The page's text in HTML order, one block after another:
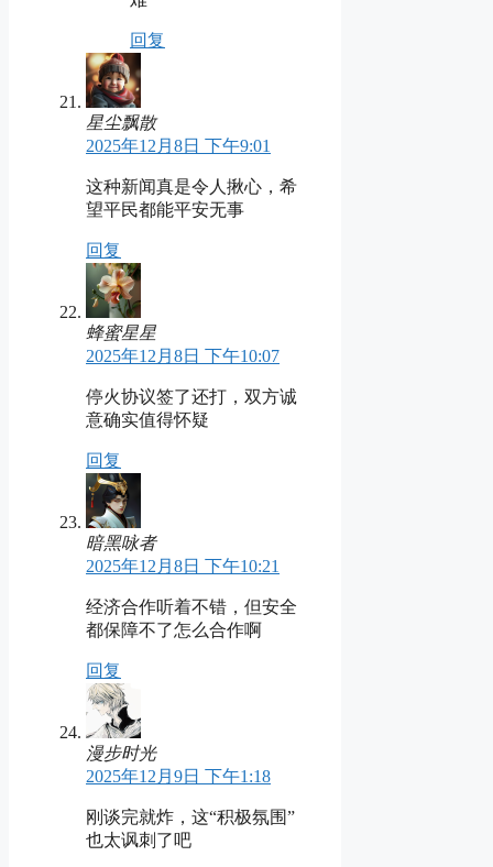
回复
星尘飘散
2025年12月8日 下午9:01
这种新闻真是令人揪心，希
望平民都能平安无事
回复
蜂蜜星星
2025年12月8日 下午10:07
停火协议签了还打，双方诚
意确实值得怀疑
回复
暗黑咏者
2025年12月8日 下午10:21
经济合作听着不错，但安全
都保障不了怎么合作啊
回复
漫步时光
2025年12月9日 下午1:18
刚谈完就炸，这“积极氛围”
也太讽刺了吧